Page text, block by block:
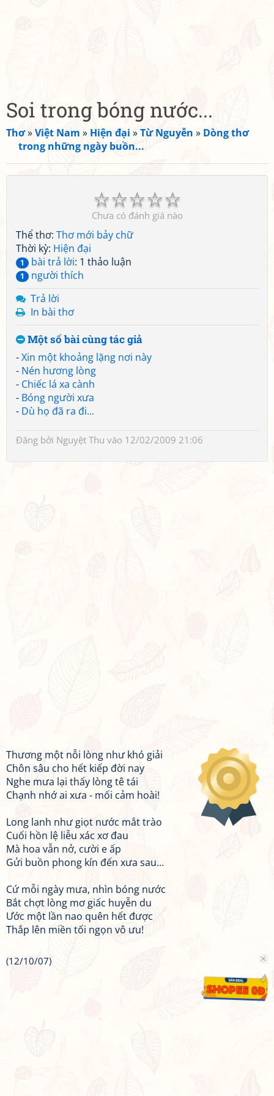
Soi trong bóng nước...
Thơ»Việt Nam » Hiện đại »Từ Nguyễn » Dòng thơ
trong những ngày buồn...
☆
☆
☆
☆
☆
Chưa có đánh giá nào
Thể thơ: Thơ mới bảy chữ
Thời kỳ: Hiện đại
1 bài trả lời: 1 thảo luận
1
người thích
Trả lời
In bài thơ
Một số bài cùng tác giả
-Xin một khoảng lặng nơi này
- Nén hương lòng
- Chiếc lá xa cành
- Bóng người xưa
- Dù họ đã ra đi...
Đăng bởi Nguyệt Thu vào 12/02/2009 21:06
Thương một nỗi lòng như khó giải
Chôn sâu cho hết kiếp đời nay
Nghe mưa lại thấy lòng tê tái
Chạnh nhớ ai xưa - mối cảm hoài!
Long lanh như giọt nước mắt trào
Cuối hồn lệ liễu xác xơ đau
Mà hoa vẫn nở, cười e ấp
Gửi buồn phong kín đến xưa sau...
Cứ mỗi ngày mưa, nhìn bóng nước
Bắt chợt lòng mơ giấc huyễn du
Ước một lần nao quên hết được
Thắp lên miền tối ngọn vô ưu!
(12/10/07)